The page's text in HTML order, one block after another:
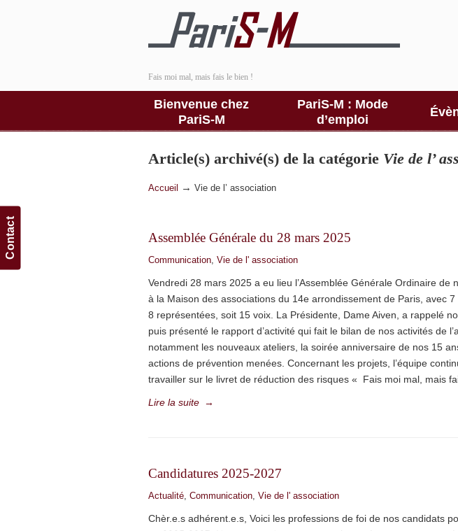
Contact
Fais moi mal, mais fais le bien !
Bienvenue chez
PariS-M
PariS-M : Mode
d’emploi
Article(s) archivé(s) de la catégorie Vie de l’
Accueil → Vie de l’ association
Assemblée Générale du 28 mars 2025
Communication, Vie de l' association
Vendredi 28 mars 2025 a eu lieu l’Assemblée Générale Ordinaire de
à la Maison des associations du 14e arrondissement de Paris, avec
8 représentées, soit 15 voix. La Présidente, Dame Aiven, a rappelé
puis présenté le rapport d’activité qui fait le bilan de nos activités de
notamment les nouveaux ateliers, la soirée anniversaire de nos 15
actions de prévention menées. Concernant les projets, l’équipe
travailler sur le livret de réduction des risques « Fais moi mal, mais
Lire la suite →
Candidatures 2025-2027
Actualité, Communication, Vie de l' association
Chèr.e.s adhérent.e.s, Voici les professions de foi de nos candidats